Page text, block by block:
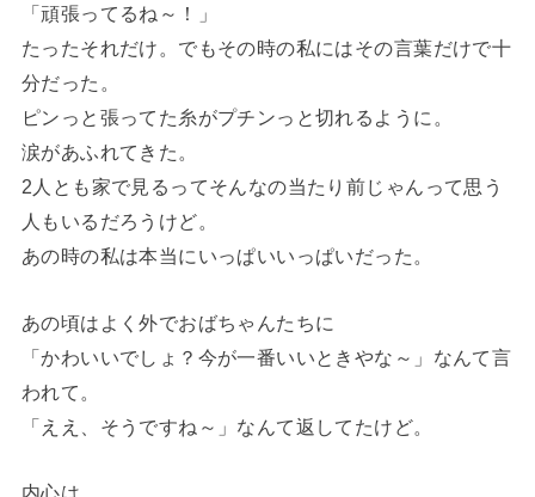
「頑張ってるね～！」
たったそれだけ。でもその時の私にはその言葉だけで十
分だった。
ピンっと張ってた糸がプチンっと切れるように。
涙があふれてきた。
2人とも家で見るってそんなの当たり前じゃんって思う
人もいるだろうけど。
あの時の私は本当にいっぱいいっぱいだった。
あの頃はよく外でおばちゃんたちに
「かわいいでしょ？今が一番いいときやな～」なんて言
われて。
「ええ、そうですね～」なんて返してたけど。
内心は